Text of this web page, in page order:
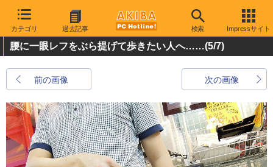
カテゴリ 過去記事 検索 Impressサイト
腰に一眼レフをぶら提げて歩きたい人へ……(5/7)
前の画像 次の画像